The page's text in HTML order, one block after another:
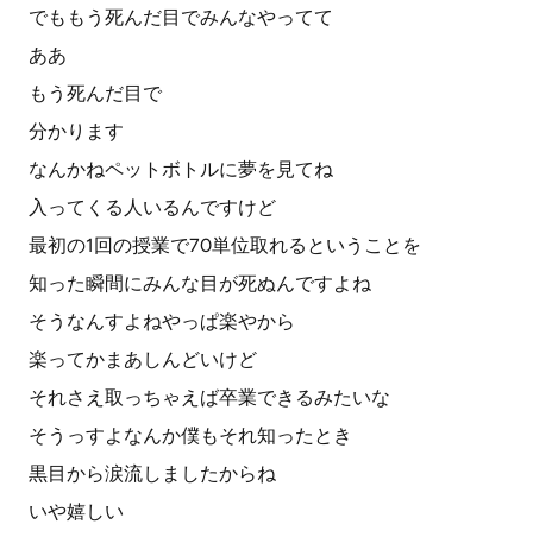
でももう死んだ目でみんなやってて
ああ
もう死んだ目で
分かります
なんかねペットボトルに夢を見てね
入ってくる人いるんですけど
最初の1回の授業で70単位取れるということを
知った瞬間にみんな目が死ぬんですよね
そうなんすよねやっぱ楽やから
楽ってかまあしんどいけど
それさえ取っちゃえば卒業できるみたいな
そうっすよなんか僕もそれ知ったとき
黒目から涙流しましたからね
いや嬉しい